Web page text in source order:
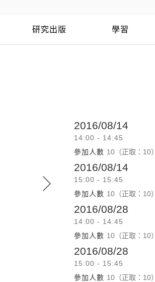
研究出版 學習
2016/08/14
14:00 - 14:45
參加人數 10（正取：10）
2016/08/14
15:00 - 15:45
參加人數 10（正取：10）
2016/08/28
14:00 - 14:45
參加人數 10（正取：10）
2016/08/28
15:00 - 15:45
參加人數 10（正取：10）